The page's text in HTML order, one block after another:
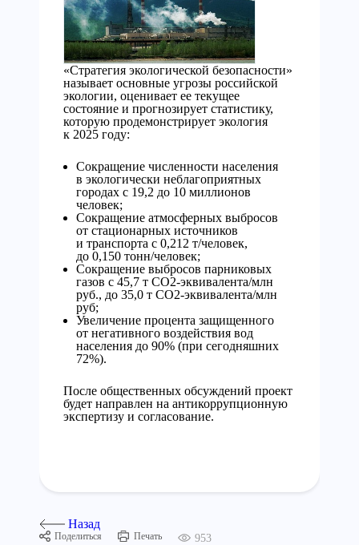
«Стратегия экологической безопасности»
называет основные угрозы российской
экологии, оценивает ее текущее
состояние и прогнозирует статистику,
которую продемонстрирует экология
к 2025 году:
Сокращение численности населения
в экологически неблагоприятных
городах с 19,2 до 10 миллионов
человек;
Сокращение атмосферных выбросов
от стационарных источников
и транспорта с 0,212 т/человек,
до 0,150 тонн/человек;
Сокращение выбросов парниковых
газов с 45,7 т СО2-эквивалента/млн
руб., до 35,0 т СО2-эквивалента/млн
руб;
Увеличение процента защищенного
от негативного воздействия вод
населения до 90% (при сегодняшних
72%).
После общественных обсуждений проект
будет направлен на антикоррупционную
экспертизу и согласование.
Назад
Поделиться Печать 953